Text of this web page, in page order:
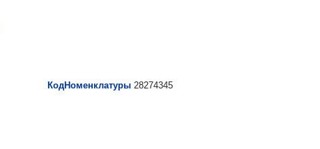
КодНоменклатуры 28274345